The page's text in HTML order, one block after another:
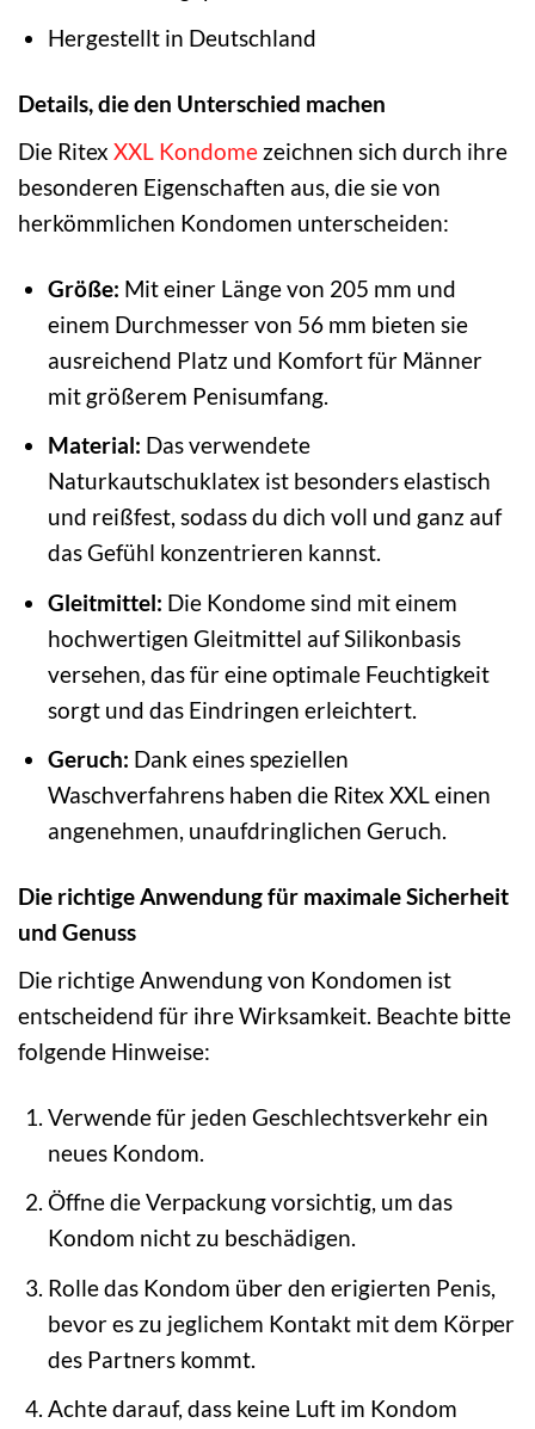
Hergestellt in Deutschland
Details, die den Unterschied machen
Die Ritex XXL Kondome zeichnen sich durch ihre
besonderen Eigenschaften aus, die sie von
herkömmlichen Kondomen unterscheiden:
Größe: Mit einer Länge von 205 mm und
einem Durchmesser von 56 mm bieten sie
ausreichend Platz und Komfort für Männer
mit größerem Penisumfang.
Material: Das verwendete
Naturkautschuklatex ist besonders elastisch
und reißfest, sodass du dich voll und ganz auf
das Gefühl konzentrieren kannst.
Gleitmittel: Die Kondome sind mit einem
hochwertigen Gleitmittel auf Silikonbasis
versehen, das für eine optimale Feuchtigkeit
sorgt und das Eindringen erleichtert.
Geruch: Dank eines speziellen
Waschverfahrens haben die Ritex XXL einen
angenehmen, unaufdringlichen Geruch.
Die richtige Anwendung für maximale Sicherheit
und Genuss
Die richtige Anwendung von Kondomen ist
entscheidend für ihre Wirksamkeit. Beachte bitte
folgende Hinweise:
Verwende für jeden Geschlechtsverkehr ein
neues Kondom.
Öffne die Verpackung vorsichtig, um das
Kondom nicht zu beschädigen.
Rolle das Kondom über den erigierten Penis,
bevor es zu jeglichem Kontakt mit dem Körper
des Partners kommt.
Achte darauf, dass keine Luft im Kondom